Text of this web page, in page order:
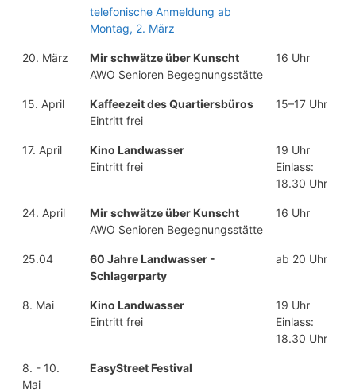
telefonische Anmeldung ab
Montag, 2. März
20. März
Mir schwätze über Kunscht
AWO Senioren Begegnungsstätte
16 Uhr
15. April
Kaffeezeit des Quartiersbüros
Eintritt frei
15–17 Uhr
17. April
Kino Landwasser
Eintritt frei
19 Uhr
Einlass:
18.30 Uhr
24. April
Mir schwätze über Kunscht
AWO Senioren Begegnungsstätte
16 Uhr
25.04
60 Jahre Landwasser -
Schlagerparty
ab 20 Uhr
8. Mai
Kino Landwasser
Eintritt frei
19 Uhr
Einlass:
18.30 Uhr
8. - 10.
Mai
EasyStreet Festival